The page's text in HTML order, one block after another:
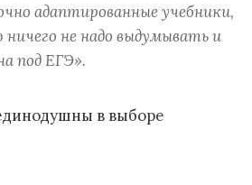
адаптированные учебники,
не надо выдумывать и
под ЕГЭ».
в выборе